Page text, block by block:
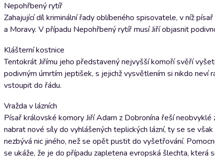
Nepohřbený rytíř
Zahajující díl kriminální řady oblíbeného spisovatele, v níž
a Moravy. V případu Nepohřbený rytíř musí Jiří objasnit
Klášterní kostnice
Tentokrát Jiřímu jeho představený nejvyšší komoří svěří
podivným úmrtím jeptišek, s jejichž vysvětlením si nikdo neví
vstoupit do řádu.
Vražda v lázních
Písař královské komory Jiří Adam z Dobronína řeší
nabrat nové síly do vyhlášených teplických lázní, ty se se
nezbývá nic jiného, než se opět pustit do vyšetřování.
se ukáže, že je do případu zapletena evropská šlechta, která